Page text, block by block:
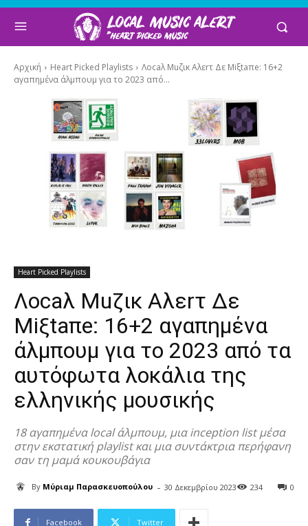
Αρχική Heart Picked Playlists
Λοcaλ Muζικ Αλεrτ Δε Μiξtaπe: 16+2
αγαπημένα άλμπουμ για το 2023 από...
Heart Picked Playlists
Λοcaλ Muζικ Αλεrτ Δε
Μiξtaπe: 16+2 αγαπημένα
άλμπουμ για το 2023 από τα
αυτόφωτα λοκάλια της
ελληνικής μουσικής
18 αγαπημένα local άλμπουμ, μια inception list μέσα
στην εκστατική playlist και μια συντάκτρια περήφανη
σαν τη μαμά κουκουβάγια
By Μύριαμ Παρασκευοπούλου - 30 Δεκεμβρίου 2023 0
234
Facebook Twitter